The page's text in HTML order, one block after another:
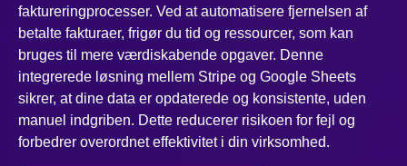
faktureringprocesser. Ved at automatisere fjernelsen af
betalte fakturaer, frigør du tid og ressourcer, som kan
bruges til mere værdiskabende opgaver. Denne
integrerede løsning mellem Stripe og Google Sheets
sikrer, at dine data er opdaterede og konsistente, uden
manuel indgriben. Dette reducerer risikoen for fejl og
forbedrer overordnet effektivitet i din virksomhed.